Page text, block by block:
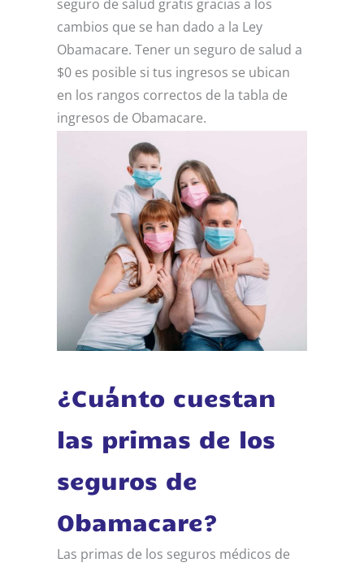
seguro de salud gratis gracias a los
cambios que se han dado a la Ley
Obamacare. Tener un seguro de salud a
$0 es posible si tus ingresos se ubican
en los rangos correctos de la tabla de
ingresos de Obamacare.
¿Cuánto cuestan
las primas de los
seguros de
Obamacare?
Las primas de los seguros médicos de